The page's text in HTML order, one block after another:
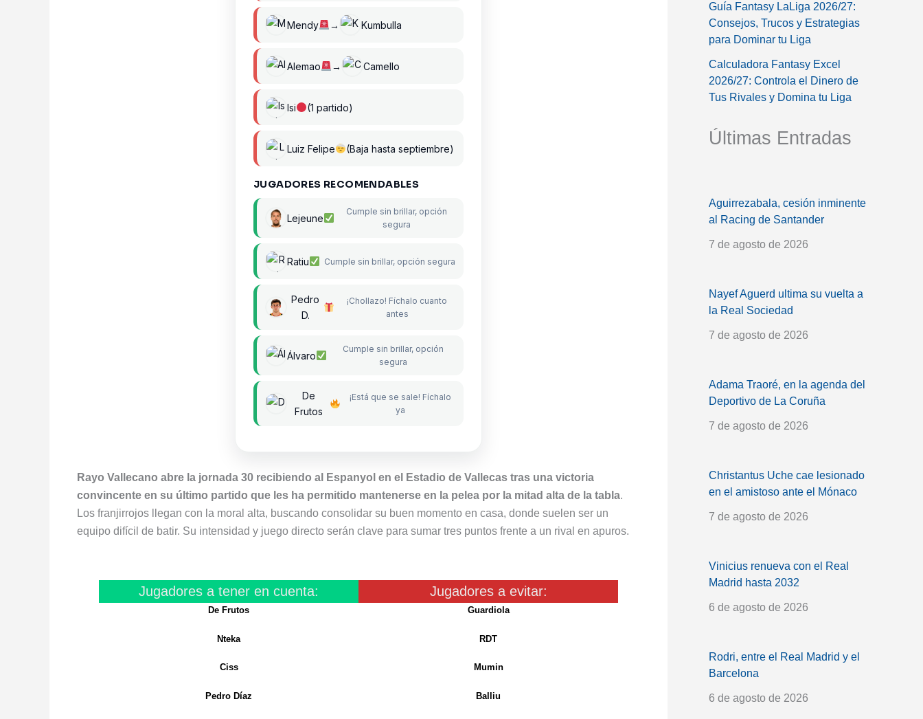
Mendy → Kumbulla
Alemao → Camello
Isi (1 partido)
Luiz Felipe (Baja hasta septiembre)
JUGADORES RECOMENDABLES
Lejeune
Cumple sin brillar, opción
segura
Ratiu Cumple sin brillar, opción segura
Pedro
D.
¡Chollazo! Fíchalo cuanto
antes
Álvaro
Cumple sin brillar, opción
segura
De
Frutos
¡Está que se sale! Fíchalo
ya
Rayo Vallecano abre la jornada 30 recibiendo al Espanyol en el Estadio de Vallecas tras una victoria
convincente en su último partido que les ha permitido mantenerse en la pelea por la mitad alta de la tabla.
Los franjirrojos llegan con la moral alta, buscando consolidar su buen momento en casa, donde suelen ser un
equipo difícil de batir. Su intensidad y juego directo serán clave para sumar tres puntos frente a un rival en apuros.
Jugadores a tener en cuenta:
De Frutos
Nteka
Ciss
Pedro Díaz
Jugadores a evitar:
Guardiola
RDT
Mumin
Balliu
Guía Fantasy LaLiga 2026/27:
Consejos, Trucos y Estrategias
para Dominar tu Liga
Calculadora Fantasy Excel
2026/27: Controla el Dinero de
Tus Rivales y Domina tu Liga
Últimas Entradas
Aguirrezabala, cesión inminente
al Racing de Santander
7 de agosto de 2026
Nayef Aguerd ultima su vuelta a
la Real Sociedad
7 de agosto de 2026
Adama Traoré, en la agenda del
Deportivo de La Coruña
7 de agosto de 2026
Christantus Uche cae lesionado
en el amistoso ante el Mónaco
7 de agosto de 2026
Vinicius renueva con el Real
Madrid hasta 2032
6 de agosto de 2026
Rodri, entre el Real Madrid y el
Barcelona
6 de agosto de 2026